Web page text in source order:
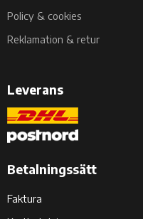
Policy & cookies
Reklamation & retur
Leverans
Betalningssätt
Faktura